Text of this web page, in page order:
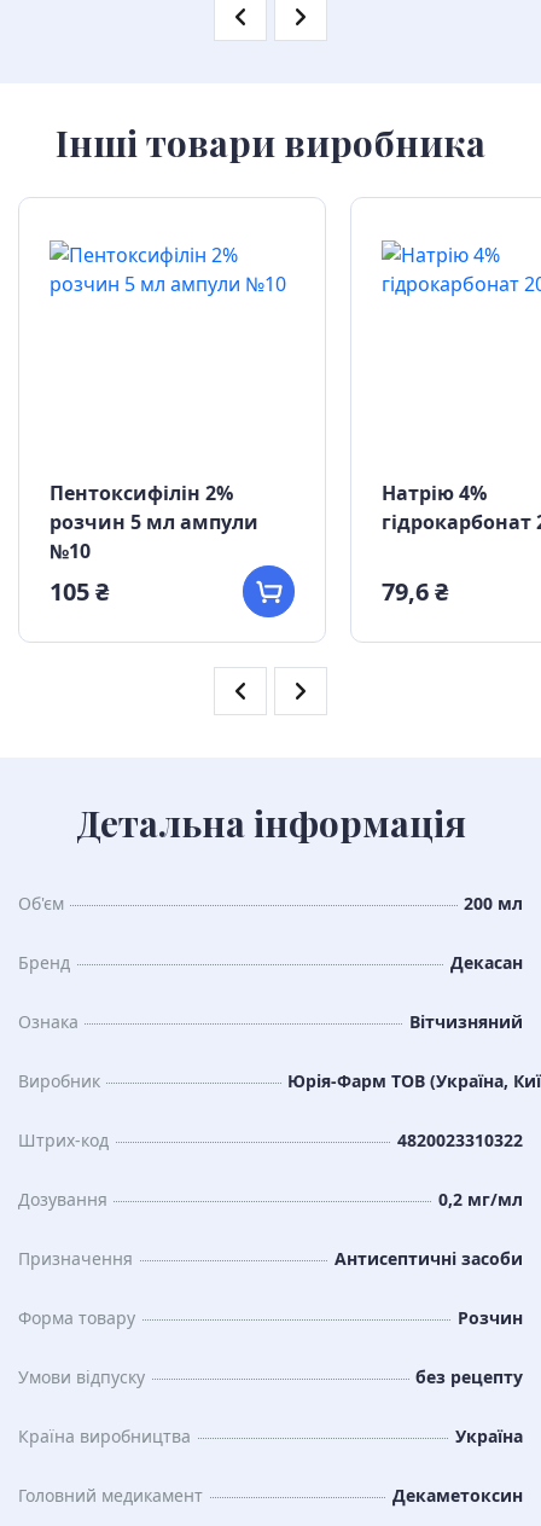
Інші товари виробника
Пентоксифілін 2%
розчин 5 мл ампули
№10
105 ₴
Натрію 4%
гідрокарбонат
79,6 ₴
Детальна інформація
Об'єм 200 мл
Бренд Декасан
Ознака Вітчизняний
Виробник Юрія-Фарм ТОВ (Україна,
Штрих-код 4820023310322
Дозування 0,2 мг/мл
Призначення Антисептичні засоби
Форма товару Розчин
Умови відпуску без рецепту
Країна виробництва Україна
Головний медикамент Декаметоксин